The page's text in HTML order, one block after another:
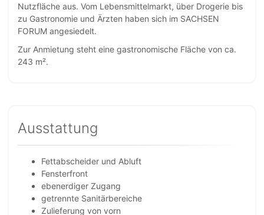
Nutzfläche aus. Vom Lebensmittelmarkt, über Drogerie bis
zu Gastronomie und Ärzten haben sich im SACHSEN
FORUM angesiedelt.
Zur Anmietung steht eine gastronomische Fläche von ca.
243 m².
Ausstattung
Fettabscheider und Abluft
Fensterfront
ebenerdiger Zugang
getrennte Sanitärbereiche
Zulieferung von vorn